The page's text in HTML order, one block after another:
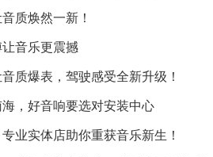
质焕然一新！
音乐更震撼
质爆表，驾驶感受全新升级！
，好音响要选对安装中心
业实体店助你重获音乐新生！